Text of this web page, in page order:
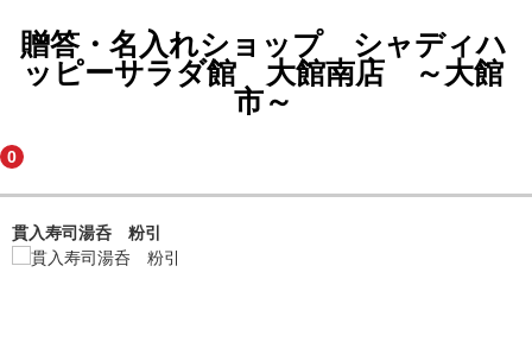
贈答・名入れショップ シャディハ
ッピーサラダ館 大館南店 ～大館
市～
0
貫入寿司湯呑 粉引